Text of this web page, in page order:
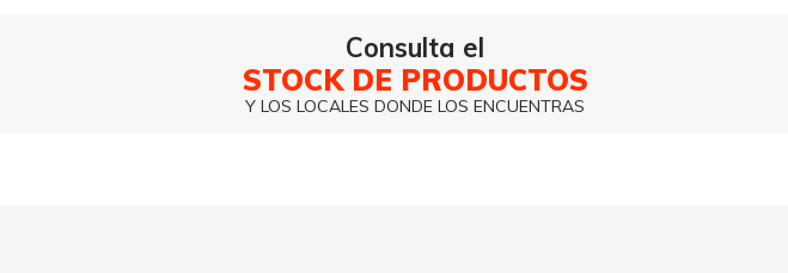
Consulta el
STOCK DE PRODUCTOS
Y LOS LOCALES DONDE LOS ENCUENTRAS